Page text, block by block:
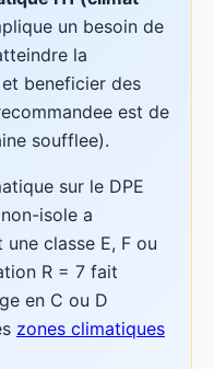
un besoin de
la
beneficier des
est de
soufflee).
sur le DPE
isole a
classe E, F ou
R = 7 fait
en C ou D
zones climatiques